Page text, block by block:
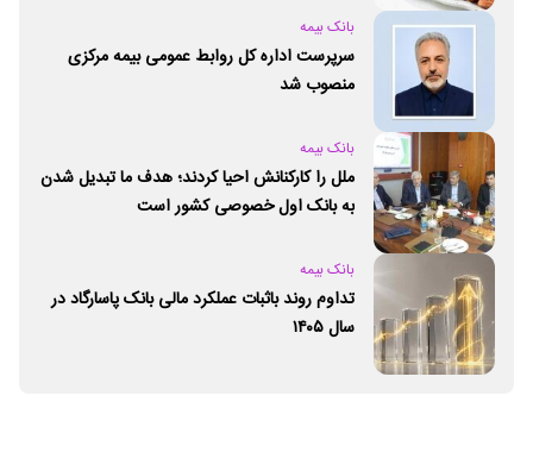
بانک بیمه
سرپرست اداره کل روابط عمومی بیمه مرکزی
منصوب شد
بانک بیمه
ملل را کارکنانش احیا کردند؛ هدف ما تبدیل شدن
به بانک اول خصوصی کشور است
بانک بیمه
تداوم روند باثبات عملکرد مالی بانک پاسارگاد در
سال ۱۴۰۵